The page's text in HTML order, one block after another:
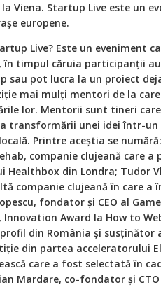
Viena. Startup Live este un
europene.
Live? Este un eveniment
în timpul căruia participanții
sau pot lucra la un proiect
mai mulți mentori de la
lor. Mentorii sunt tineri
transformării unei idei într-
Printre aceștia se
companie clujeană care
Healthbox din Londra; Tudor
companie clujeană în care a
fondator și CEO al
Innovation Award la How to
din România și susținător
din partea acceleratorului
care a fost selectată în
Mardare, co-fondator și